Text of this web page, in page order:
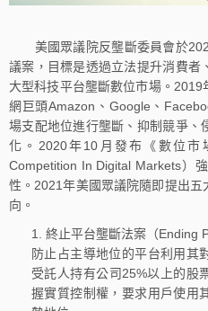
美國眾議院反壟斷委員會於
議案，目標是透過立法提升消費者
大型科技平台壟斷數位市場。
網巨頭Amazon、Google、
場支配地位進行壟斷、抑制競爭、
化。2020年10月發布《數位市
Competition In Digital Markets）
性。2021年美國眾議院隨即提出
向。
終止平台壟斷法案（Ending
防止占主導地位的平台利用其
受託人持有公司25%以上的股
握實質控制權，要求用戶使用